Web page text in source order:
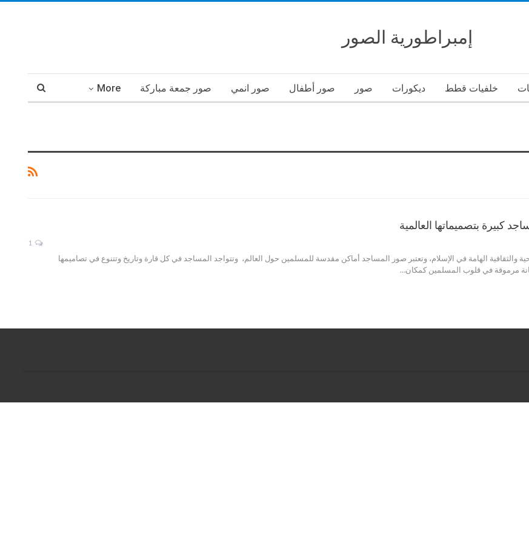
إمبراطورية الصور
خلفيات قطط ديكورات صور صور أطفال صور انمي صور جمعة مباركة More
كبيرة بتصميماتها العالمية
والثقافية الهامة في الإسلام، وتعتبر صور المساجد أماكن مقدسة للمسلمين حول العالم، وتتواجد المساجد في كل قارة وتاريخ وتتنوع في تصاميمها
مرموقة في قلوب المسلمين كمكان…